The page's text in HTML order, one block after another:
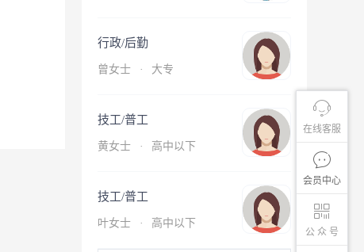
在线客服
会员中心
公 众 号
行政/后勤
曾女士 · 大专
技工/普工
黄女士 · 高中以下
技工/普工
叶女士 · 高中以下